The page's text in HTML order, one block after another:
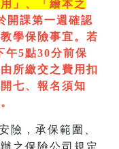
」、「繪本之
開課第一週確認
學保險事宜。若
午5點30分前保
所繳交之費用扣
七、 報名須知
險，承保範圍、